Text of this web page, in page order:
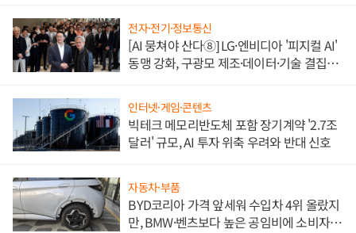
전자·전기·정보통신
[AI 뭉쳐야 산다⑧] LG·엔비디아 '피지컬 AI'
동맹 강화, 구광모 제조·데이터·기술 결집
인터넷·게임·콘텐츠
빅테크 메모리반도체 포함 장기계약 '2.7조
달러' 규모, AI 투자 위축 우려와 반대 신호
자동차·부품
BYD코리아 가격 앞세워 수입차 4위 올랐지
만, BMW·벤츠보다 높은 공임비에 소비자